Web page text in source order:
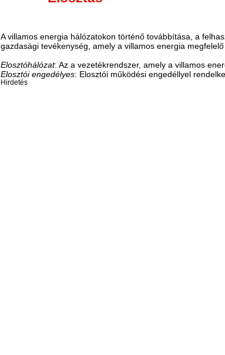
A villamos energia hálózatokon történő továbbítása, a
gazdasági tevékenység, amely a villamos energia
Elosztóhálózat: Az a vezetékrendszer, amely a villamos
Elosztói engedélyes: Elosztói működési engedéllyel
Hirdetés